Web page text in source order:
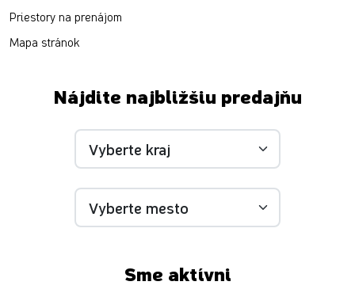
Priestory na prenájom
Mapa stránok
Nájdite najbližšiu predajňu
Sme aktívni